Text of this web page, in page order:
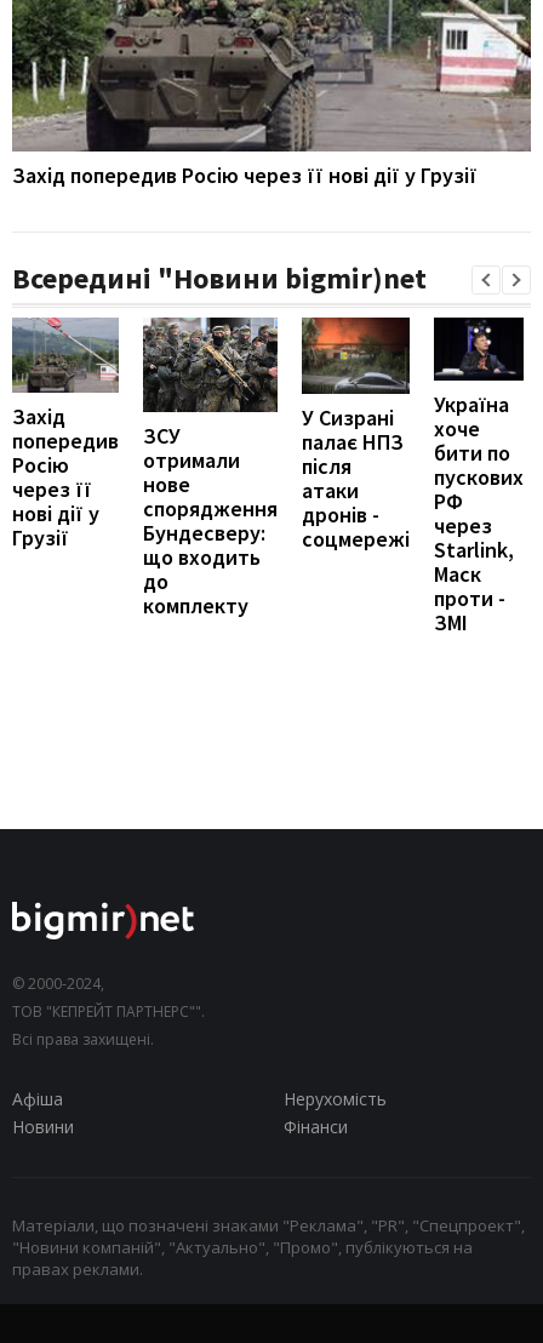
Захід попередив Росію через її нові дії у Грузії
Всередині "Новини bigmir)net
Захід
попередив
Росію
через її
нові дії у
Грузії
ЗСУ
отримали
нове
спорядження
Бундесверу:
що входить
до
комплекту
У Сизрані
палає НПЗ
після
атаки
дронів -
соцмережі
Україна
хоче
бити по
пускових
РФ
через
Starlink,
Маск
проти -
ЗМІ
© 2000-2024,
ТОВ "КЕПРЕЙТ ПАРТНЕРС"".
Всі права захищені.
Афіша
Нерухомість
Новини
Фінанси
Матеріали, що позначені знаками "Реклама", "PR", "Спецпроект",
"Новини компаній", "Актуально", "Промо", публікуються на
правах реклами.